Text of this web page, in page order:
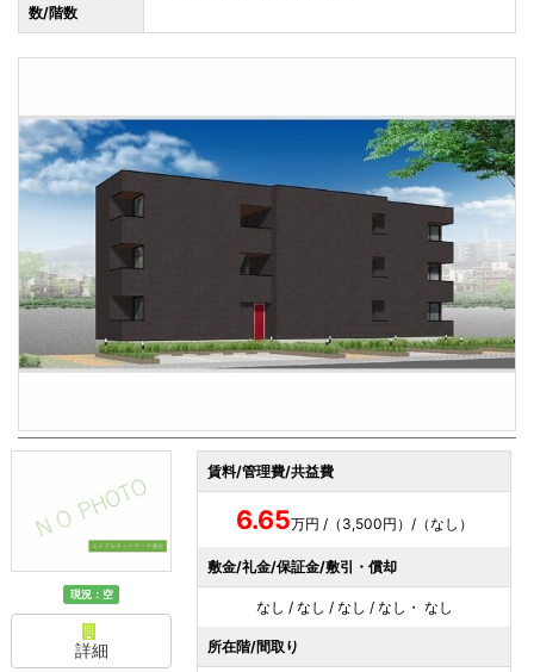
数/階数
現況：空
詳細
賃料/管理費/共益費
6.65万円 /（3,500円）/（なし）
敷金/礼金/保証金/敷引・償却
なし / なし / なし / なし・ なし
所在階/間取り